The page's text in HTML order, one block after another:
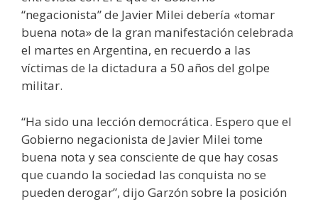
“negacionista” de Javier Milei debería «tomar
buena nota» de la gran manifestación celebrada
el martes en Argentina, en recuerdo a las
víctimas de la dictadura a 50 años del golpe
militar.
“Ha sido una lección democrática. Espero que el
Gobierno negacionista de Javier Milei tome
buena nota y sea consciente de que hay cosas
que cuando la sociedad las conquista no se
pueden derogar”, dijo Garzón sobre la posición